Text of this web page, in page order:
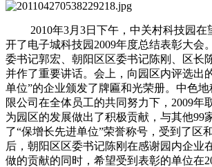
2010年3月3日下午，中关村科技园在
开了电子城科技园2009年度总结表彰大会
委书记郭宏、朝阳区区委书记陈刚、区长
并作了重要讲话。会上，向园区内评选出
单位”的企业颁发了牌匾和光荣册。中色
限公司在全体员工的共同努力下，2009年
为园区的发展做出了积极贡献，与其他99
了“保增长先进单位”荣誉称号，受到了区
后，朝阳区区委书记陈刚在感谢园内企业
做的贡献的同时，希望受到表彰的单位在